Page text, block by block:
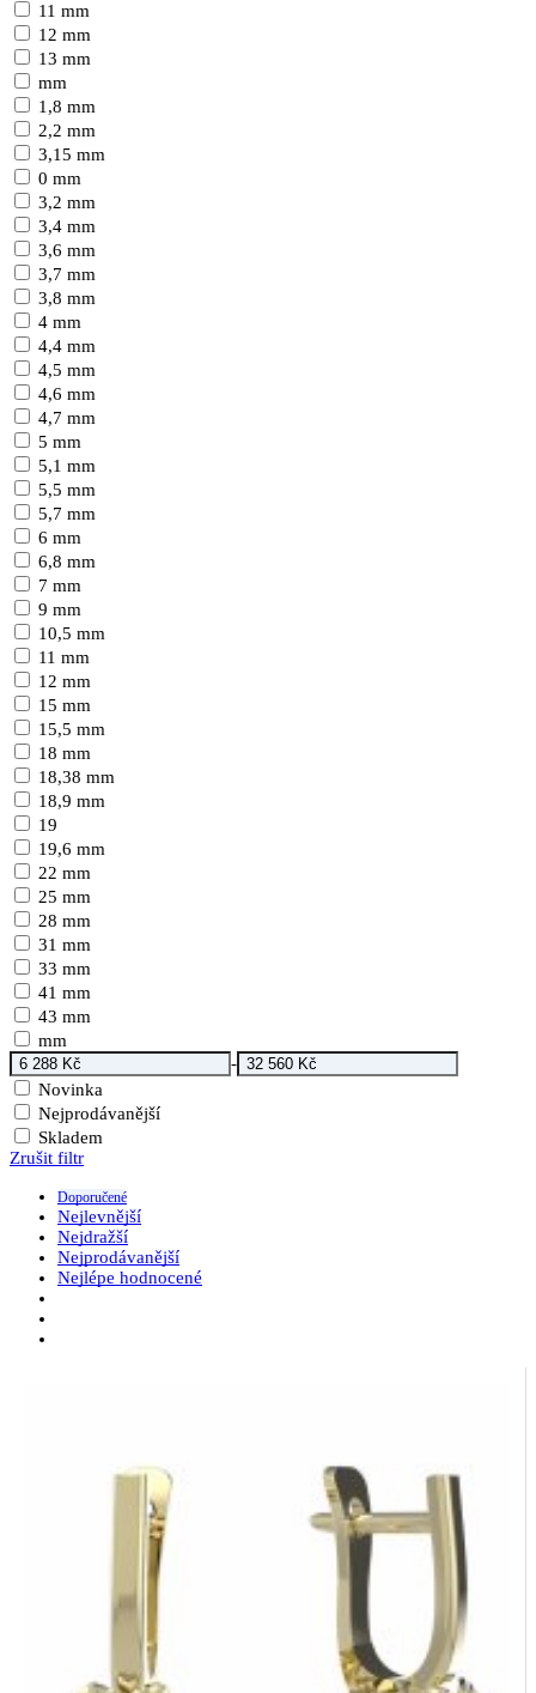
11 mm
12 mm
13 mm
mm
1,8 mm
2,2 mm
3,15 mm
0 mm
3,2 mm
3,4 mm
3,6 mm
3,7 mm
3,8 mm
4 mm
4,4 mm
4,5 mm
4,6 mm
4,7 mm
5 mm
5,1 mm
5,5 mm
5,7 mm
6 mm
6,8 mm
7 mm
9 mm
10,5 mm
11 mm
12 mm
15 mm
15,5 mm
18 mm
18,38 mm
18,9 mm
19
19,6 mm
22 mm
25 mm
28 mm
31 mm
33 mm
41 mm
43 mm
mm
-
Novinka
Nejprodávanější
Skladem
Zrušit filtr
Doporučené
Nejlevnější
Nejdražší
Nejprodávanější
Nejlépe hodnocené